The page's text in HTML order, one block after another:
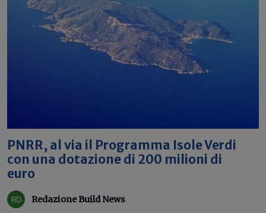
PNRR, al via il Programma Isole Verdi
con una dotazione di 200 milioni di
euro
Redazione Build News